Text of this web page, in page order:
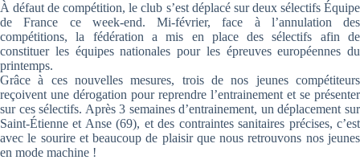
À défaut de compétition, le club s’est déplacé sur deux sélectifs Équipe
de France ce week-end. Mi-février, face à l’annulation des
compétitions, la fédération a mis en place des sélectifs afin de
constituer les équipes nationales pour les épreuves européennes du
printemps.
Grâce à ces nouvelles mesures, trois de nos jeunes compétiteurs
reçoivent une dérogation pour reprendre l’entrainement et se présenter
sur ces sélectifs. Après 3 semaines d’entrainement, un déplacement sur
Saint-Étienne et Anse (69), et des contraintes sanitaires précises, c’est
avec le sourire et beaucoup de plaisir que nous retrouvons nos jeunes
en mode machine !